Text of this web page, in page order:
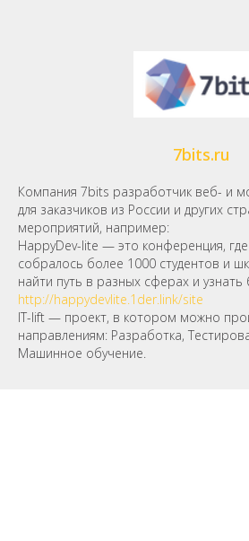
7bits.ru
Компания 7bits разработчик веб- и
для заказчиков из России и других
мероприятий, например:
HappyDev-lite — это конференция,
собралось более 1000 студентов и
найти путь в разных сферах и
http://happydevlite.1der.link/site
IT-lift — проект, в котором можно
направлениям: Разработка,
Машинное обучение.